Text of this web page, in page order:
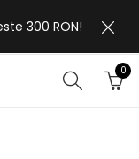
300 RON!
0